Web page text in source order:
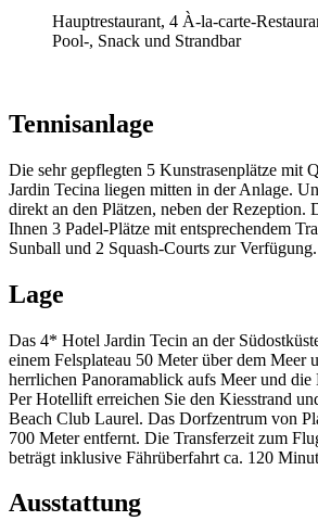
Hauptrestaurant, 4 À-la-carte-
Pool-, Snack und Strandbar
Tennisanlage
Die sehr gepflegten 5 Kunstrasenplätze mit
Jardin Tecina liegen mitten in der Anlage.
direkt an den Plätzen, neben der Rezeption.
Ihnen 3 Padel-Plätze mit entsprechendem
Sunball und 2 Squash-Courts zur Verfügung.
Lage
Das 4* Hotel Jardin Tecin an der
einem Felsplateau 50 Meter über dem Meer
herrlichen Panoramablick aufs Meer und die
Per Hotellift erreichen Sie den Kiesstrand
Beach Club Laurel. Das Dorfzentrum von
700 Meter entfernt. Die Transferzeit zum
beträgt inklusive Fährüberfahrt ca. 120
Ausstattung